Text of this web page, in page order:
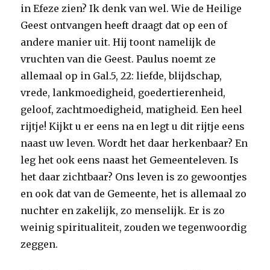
in Efeze zien? Ik denk van wel. Wie de Heilige
Geest ontvangen heeft draagt dat op een of
andere manier uit. Hij toont namelijk de
vruchten van die Geest. Paulus noemt ze
allemaal op in Gal.5, 22: liefde, blijdschap,
vrede, lankmoedigheid, goedertierenheid,
geloof, zachtmoedigheid, matigheid. Een heel
rijtje! Kijkt u er eens na en legt u dit rijtje eens
naast uw leven. Wordt het daar herkenbaar? En
leg het ook eens naast het Gemeenteleven. Is
het daar zichtbaar? Ons leven is zo gewoontjes
en ook dat van de Gemeente, het is allemaal zo
nuchter en zakelijk, zo menselijk. Er is zo
weinig spiritualiteit, zouden we tegenwoordig
zeggen.